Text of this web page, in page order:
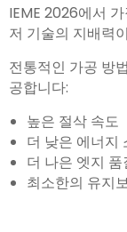
IEME 2026에서
저 기술의 지배력
전통적인 가공 방
공합니다:
높은 절삭 속도
더 낮은 에너지
더 나은 엣지 품
최소한의 유지